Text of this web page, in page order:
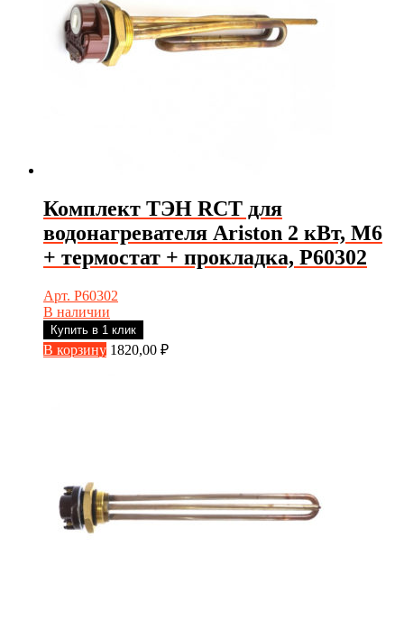
Комплект ТЭН RCT для
водонагревателя Ariston 2 кВт, М6
+ термостат + прокладка, Р60302
Арт. Р60302
В наличии
Купить в 1 клик
В корзину 1820,00 ₽